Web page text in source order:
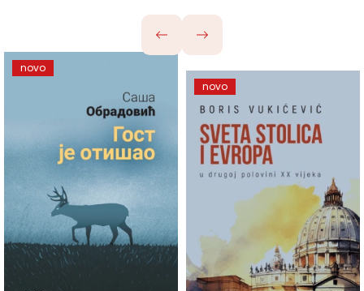
novo
novo